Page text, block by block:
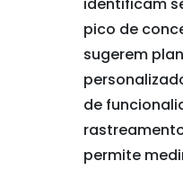
identificam
pico de
sugerem
de
permite